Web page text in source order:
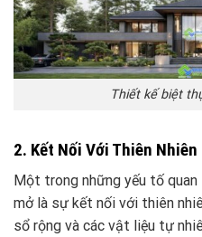
Thiết kế biệt
2. Kết Nối Với Thiên Nhiên
Một trong những yếu tố
mở là sự kết nối với thiên
sổ rộng và các vật liệu tự